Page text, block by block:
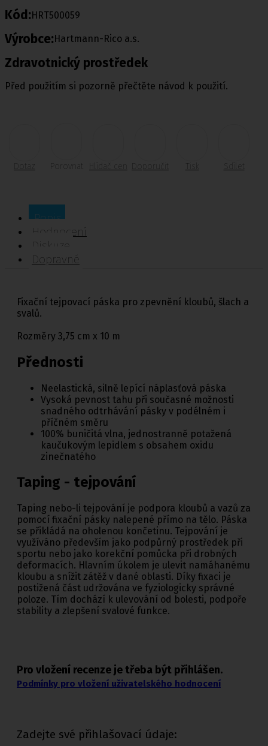
Kód:HRT500059
Výrobce:Hartmann-Rico a.s.
Zdravotnický prostředek
Před použitím si pozorně přečtěte návod k použití.
Dotaz Porovnat Doporučit Tisk Sdílet
Popis
Hodnocení
Diskuze
Dopravné
Fixační tejpovací páska pro zpevnění kloubů, šlach a
svalů.
Rozměry 3,75 cm x 10 m
Přednosti
Neelastická, silně lepící náplasťová páska
Vysoká pevnost tahu při současné možnosti
snadného odtrhávání pásky v podélném i
příčném směru
100% buničitá vlna, jednostranně potažená
kaučukovým lepidlem s obsahem oxidu
zinečnatého
Taping - tejpování
Taping nebo-li tejpování je podpora kloubů a vazů za
pomocí fixační pásky nalepené přímo na tělo. Páska
se přikládá na oholenou končetinu. Tejpování je
využíváno především jako podpůrný prostředek při
sportu nebo jako korekční pomůcka při drobných
deformacích. Hlavním úkolem je ulevit namáhanému
kloubu a snížit zátěž v dané oblasti. Díky fixaci je
postižená část udržována ve fyziologicky správné
poloze. Tím dochází k ulevování od bolesti, podpoře
stability a zlepšení svalové funkce.
Pro vložení recenze je třeba být přihlášen.
Podmínky pro vložení uživatelského hodnocení
Zadejte své přihlašovací údaje: